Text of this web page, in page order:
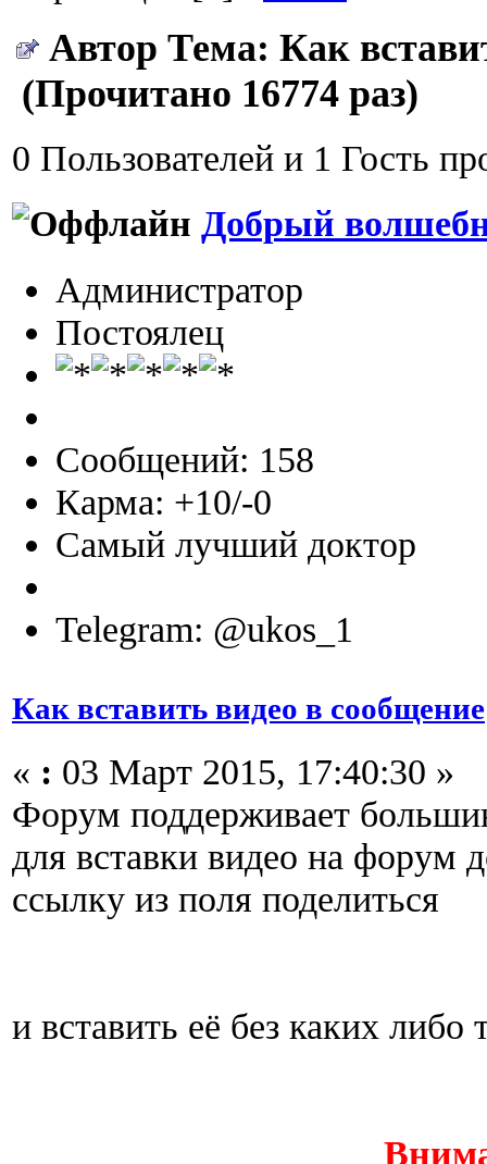
Автор Тема: Как
(Прочитано 16774 раз)
0 Пользователей и 1 Гость
Добрый
Администратор
Постоялец
Сообщений: 158
Карма: +10/-0
Самый лучший доктор
Telegram: @ukos_1
Как вставить видео в сообщение
« : 03 Март 2015, 17:40:30 »
Форум поддерживает
для вставки видео на форум
ссылку из поля поделиться
и вставить её без каких либо